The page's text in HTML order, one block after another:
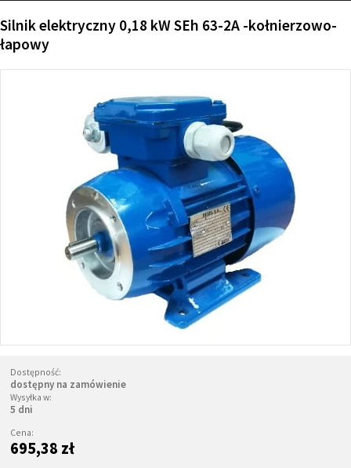
Silnik elektryczny 0,18 kW SEh 63-2A -kołnierzowo-
łapowy
Dostępność:
dostępny na zamówienie
Wysyłka w:
5 dni
Cena:
695,38 zł